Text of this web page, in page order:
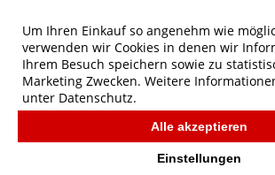
B&C QUEEN Hooded
Um Ihren Einkauf so angenehm wie
verwenden wir Cookies in denen wir
Ihrem Besuch speichern sowie zu
Marketing Zwecken. Weitere
unter Datenschutz.
Alle akzeptieren
Einstellungen